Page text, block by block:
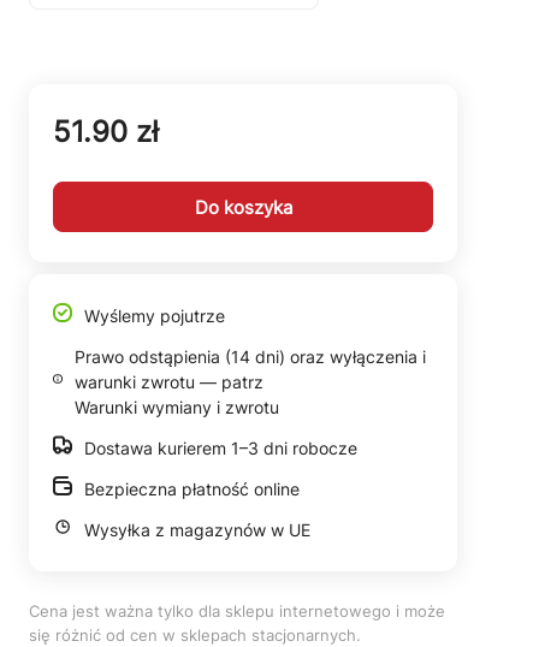
51.90 zł
Do koszyka
Wyślemy pojutrze
Prawo odstąpienia (14 dni) oraz wyłączenia i
warunki zwrotu — patrz
Warunki wymiany i zwrotu
Dostawa kurierem 1–3 dni robocze
Bezpieczna płatność online
Wysyłka z magazynów w UE
Cena jest ważna tylko dla sklepu internetowego i może
się różnić od cen w sklepach stacjonarnych.